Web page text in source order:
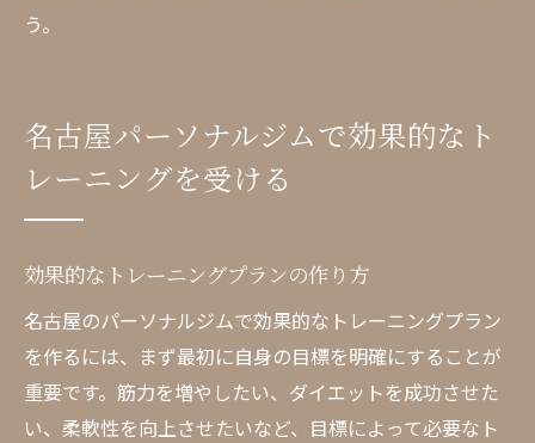
う。
名古屋パーソナルジムで効果的なト
レーニングを受ける
効果的なトレーニングプランの作り方
名古屋のパーソナルジムで効果的なトレーニングプラン
を作るには、まず最初に自身の目標を明確にすることが
重要です。筋力を増やしたい、ダイエットを成功させた
い、柔軟性を向上させたいなど、目標によって必要なト